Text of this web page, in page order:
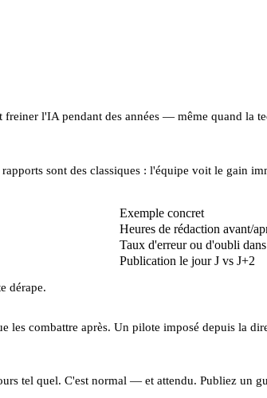
l'IA pendant des années — même quand la
sont des classiques : l'équipe voit le gain
Exemple concret
Heures de rédaction avant/
Taux d'erreur ou d'oubli
Publication le jour J vs J+2
dérape.
combattre après. Un pilote imposé depuis la
tel quel. C'est normal — et attendu. Publiez un